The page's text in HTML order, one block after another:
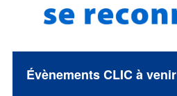
Évènements CLIC à venir